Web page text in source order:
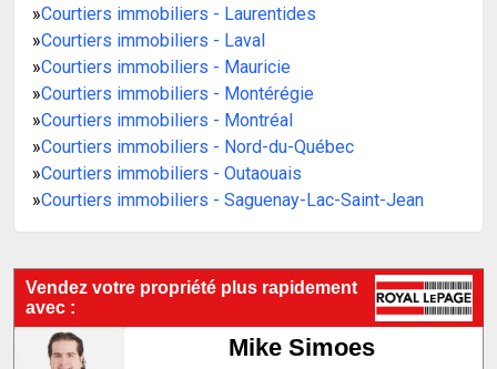
»Courtiers immobiliers - Laurentides
»Courtiers immobiliers - Laval
»Courtiers immobiliers - Mauricie
»Courtiers immobiliers - Montérégie
»Courtiers immobiliers - Montréal
»Courtiers immobiliers - Nord-du-Québec
»Courtiers immobiliers - Outaouais
»Courtiers immobiliers - Saguenay-Lac-Saint-Jean